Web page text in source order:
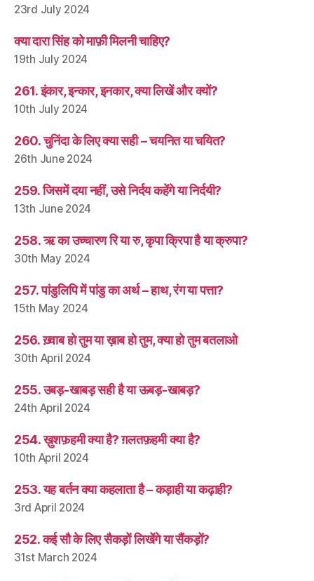
23rd July 2024
क्या दारा सिंह को माफ़ी मिलनी चाहिए?
19th July 2024
261. इंकार, इन्कार, इनकार, क्या लिखें और क्यों?
10th July 2024
260. चुनिंदा के लिए क्या सही – चयनित या चयित?
26th June 2024
259. जिसमें दया नहीं, उसे निर्दय कहेंगे या निर्दयी?
13th June 2024
258. ऋ का उच्चारण रि या रु, कृपा क्रिपा है या क्रुपा?
30th May 2024
257. पांडुलिपि में पांडु का अर्थ – हाथ, रंग या पत्ता?
15th May 2024
256. ख़्वाब हो तुम या ख़ाब हो तुम, क्या हो तुम बतलाओ
30th April 2024
255. उबड़-खाबड़ सही है या ऊबड़-खाबड़?
24th April 2024
254. ख़ुशफ़हमी क्या है? ग़लतफ़हमी क्या है?
10th April 2024
253. यह बर्तन क्या कहलाता है – कड़ाही या कढ़ाही?
3rd April 2024
252. कई सौ के लिए सैकड़ों लिखेंगे या सैंकड़ों?
31st March 2024